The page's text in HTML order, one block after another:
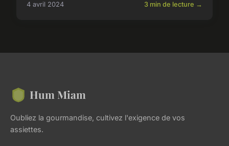
4 avril 2024 3 min de lecture →
Hum Miam
Oubliez la gourmandise, cultivez l'exigence de vos
assiettes.